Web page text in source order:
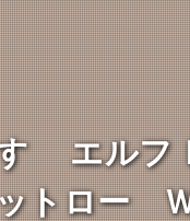
ゞ エル
トロー